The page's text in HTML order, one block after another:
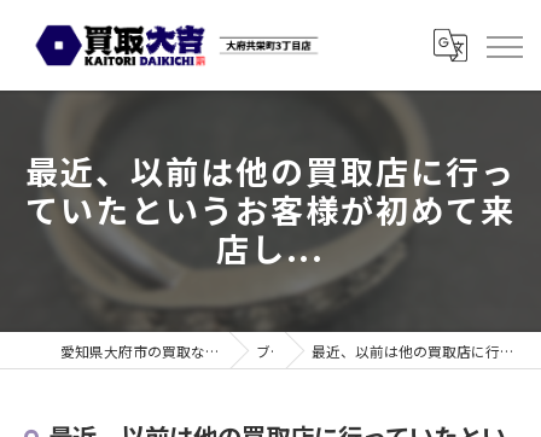
最近、以前は他の買取店に行っ
ていたというお客様が初めて来
店し...
愛知県大府市の買取なら買取大吉 大府共栄町3丁目店 ブログ 最近、以前は他の買取店に行っていたというお客様が初めて来店し...